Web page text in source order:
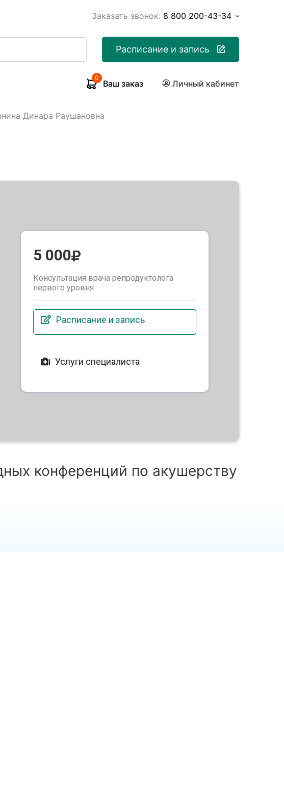
Заказать звонок: 8 800 200-43-34
Расписание и запись
0
Ваш заказ Личный кабинет
Динара Раушановна
5 000
Консультация врача репродуктолога
первого уровня
Расписание и запись
Услуги специалиста
конференций по акушерству